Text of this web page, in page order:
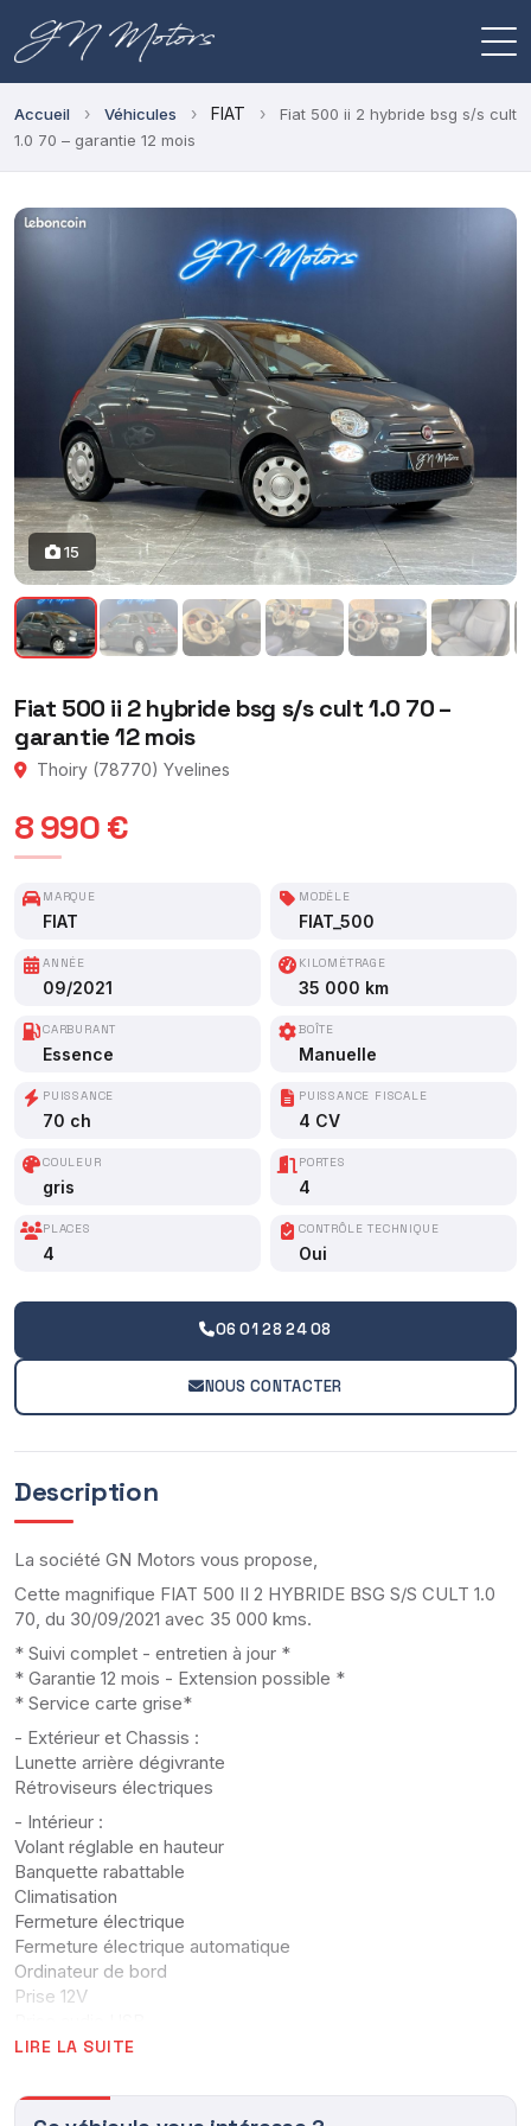
Accueil › Véhicules › FIAT ›
Fiat 500 ii 2 hybride bsg s/s cult
1.0 70 – garantie 12 mois
15
Fiat 500 ii 2 hybride bsg s/s cult 1.0 70 –
garantie 12 mois
Thoiry (78770) Yvelines
8 990 €
MARQUE
FIAT
MODÈLE
FIAT_500
ANNÉE
09/2021
KILOMÉTRAGE
35 000 km
CARBURANT
Essence
BOÎTE
Manuelle
PUISSANCE
70 ch
PUISSANCE FISCALE
4 CV
COULEUR
gris
PORTES
4
PLACES
4
CONTRÔLE TECHNIQUE
Oui
06 01 28 24 08
NOUS CONTACTER
Description
La société GN Motors vous propose,
Cette magnifique FIAT 500 II 2 HYBRIDE BSG S/S CULT 1.0
70, du 30/09/2021 avec 35 000 kms.
* Suivi complet - entretien à jour *
* Garantie 12 mois - Extension possible *
* Service carte grise*
- Extérieur et Chassis :
Lunette arrière dégivrante
Rétroviseurs électriques
- Intérieur :
Volant réglable en hauteur
Banquette rabattable
Climatisation
Fermeture électrique
Fermeture électrique automatique
Ordinateur de bord
Prise 12V
Prises audio auxiliaires
Vitres électriques
Vitres teintées
LIRE LA SUITE